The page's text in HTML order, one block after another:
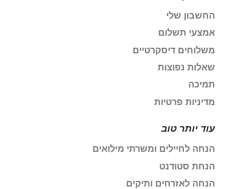
החשבון שלי
אמצעי תשלום
משלוחים דיסקרטיים
שאלות נפוצות
תמיכה
מדיניות פרטיות
עוד יותר טוב
הנחה לחיילים ומשרתי מילואים
הנחת סטודנט
הנחה לאזרחים ותיקים